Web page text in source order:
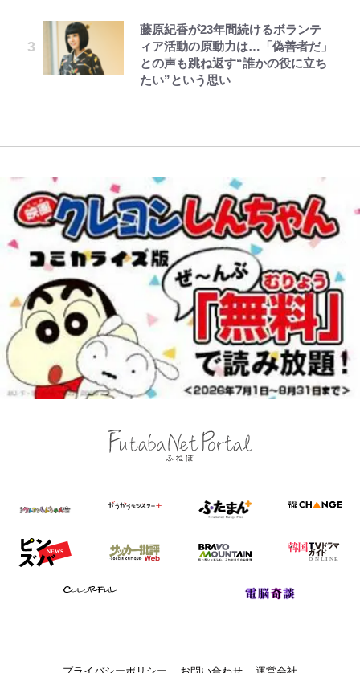
藤原紀香が23年間続けるボランテ
ィア活動の原動力は…「偽善者だ」
との声も跳ね返す“誰かの役に立ち
たい”という思い
「まだ2枚しか描けてないんだよね
ぇ」作家・樋口毅宏が問う、今再
び、漫画に向かう江口寿史の現在地
増」130㎏ボディに驚きと心配 過
去の「めちゃ美人」写真も再び
著
手は【Jリーグ開幕｢初めての秋春
制｣の大激論】(4)
｢守り方かっこよすぎ｣上田綺世が
長友夫妻も続々エール！
る「季節の虫」の探し方 vol.21】
アユは「怒らせて掛ける」魚だっ
た！ ルアーを追わせて釣りあげる
公式-関係改善をあきらめて距離を
おいたら、塩対応だった婚約者が絡
んでくるようになりました 第50話
(1)